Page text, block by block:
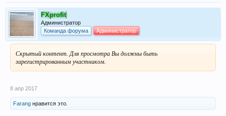
FXprofit
Администратор
Команда форума
Администратор
Скрытый контент. Для просмотра Вы должны быть
зарегистрированным участником.
8 апр 2017
Farang нравится это.